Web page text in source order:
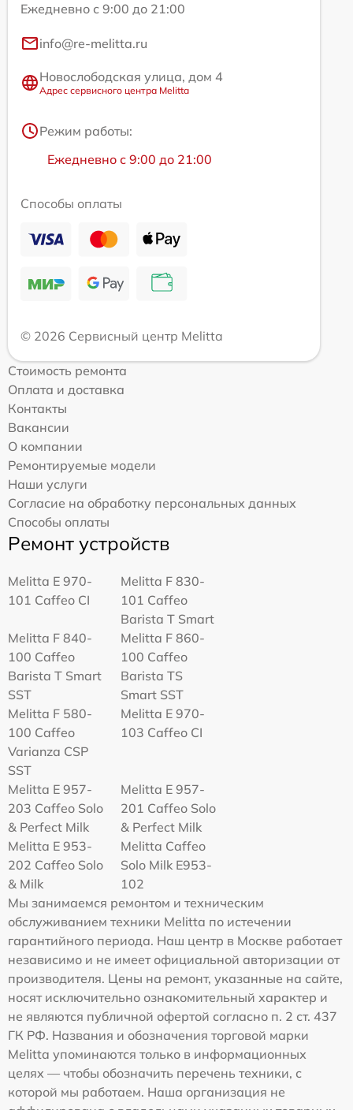
Ежедневно с 9:00 до 21:00
info@re-melitta.ru
Новослободская улица, дом 4
Адрес сервисного центра Melitta
Режим работы:
Ежедневно с 9:00 до 21:00
Способы оплаты
© 2026 Сервисный центр Melitta
Стоимость ремонта
Оплата и доставка
Контакты
Вакансии
О компании
Ремонтируемые модели
Наши услуги
Согласие на обработку персональных данных
Способы оплаты
Ремонт устройств
Melitta Е 970-
101 Caffeo CI
Melitta F 830-
101 Caffeo
Barista T Smart
Melitta F 840-
100 Caffeo
Barista T Smart
SST
Melitta F 860-
100 Caffeo
Barista TS
Smart SST
Melitta F 580-
100 Caffeo
Varianza CSP
SST
Melitta Е 970-
103 Caffeo CI
Melitta E 957-
203 Caffeo Solo
& Perfect Milk
Melitta E 957-
201 Caffeo Solo
& Perfect Milk
Melitta Е 953-
202 Caffeo Solo
& Milk
Melitta Caffeo
Solo Milk E953-
102
Мы занимаемся ремонтом и техническим
обслуживанием техники Melitta по истечении
гарантийного периода. Наш центр в Москве работает
независимо и не имеет официальной авторизации от
производителя. Цены на ремонт, указанные на сайте,
носят исключительно ознакомительный характер и
не являются публичной офертой согласно п. 2 ст. 437
ГК РФ. Названия и обозначения торговой марки
Melitta упоминаются только в информационных
целях — чтобы обозначить перечень техники, с
которой мы работаем. Наша организация не